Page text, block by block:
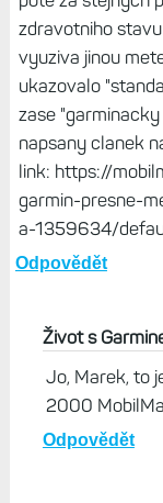
ok, a přesto
případě ale
základ
Odpovědět
miras, 05.
Jeste jedna vec,
pres elitehrv a
pote za stejnych
vyuziva jinou
zase
napsany clanek
link: https://